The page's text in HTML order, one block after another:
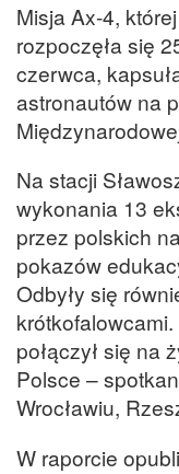
Misja Ax-4,
rozpoczęła się
czerwca,
astronautów na
Na stacji
wykonania 13
przez polskich
pokazów
Odbyły się
połączył się na
Polsce –
Wrocławiu,
W raporcie